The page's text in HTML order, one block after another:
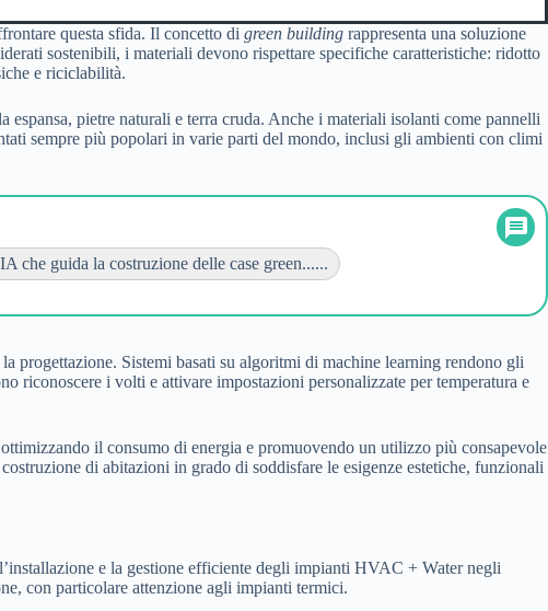
questa sfida. Il concetto di green building rappresenta una soluzione
sostenibili, i materiali devono rispettare specifiche caratteristiche: ridotto
e riciclabilità.
pietre naturali e terra cruda. Anche i materiali isolanti come pannelli
sempre più popolari in varie parti del mondo, inclusi gli ambienti con climi
che guida la costruzione delle case green......
progettazione. Sistemi basati su algoritmi di machine learning rendono gli
riconoscere i volti e attivare impostazioni personalizzate per temperatura e
il consumo di energia e promuovendo un utilizzo più consapevole
di abitazioni in grado di soddisfare le esigenze estetiche, funzionali
e la gestione efficiente degli impianti HVAC + Water negli
con particolare attenzione agli impianti termici.